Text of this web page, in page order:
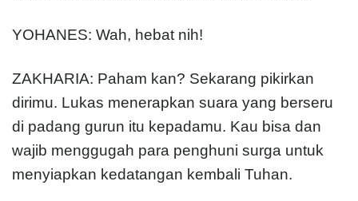
YOHANES: Wah, hebat nih!
ZAKHARIA: Paham kan? Sekarang pikirkan
dirimu. Lukas menerapkan suara yang berseru
di padang gurun itu kepadamu. Kau bisa dan
wajib menggugah para penghuni surga untuk
menyiapkan kedatangan kembali Tuhan.